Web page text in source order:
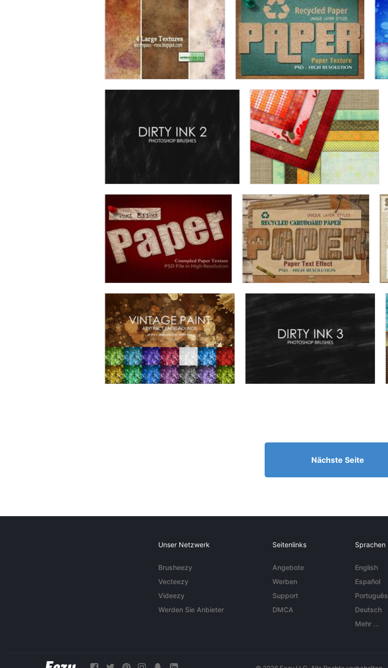
Nächste Seite
Unser Netzwerk
Brusheezy
Vecteezy
Videezy
Werden Sie Anbieter
Seitenlinks
Angebote
Werben
Support
DMCA
Sprachen
English
Español
Português
Deutsch
Mehr ...